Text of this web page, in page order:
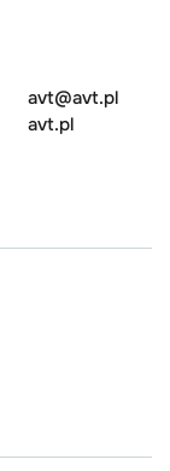
avt@avt.pl
avt.pl